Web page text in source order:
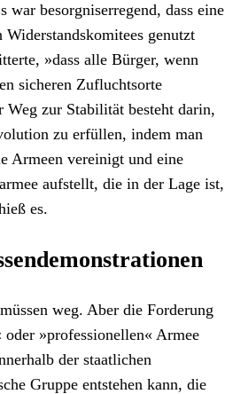
war besorgniserregend, dass eine
genutzt
»dass alle Bürger, wenn
sicheren Zufluchtsorte
Weg zur Stabilität besteht darin,
zu erfüllen, indem man
Armeen vereinigt und eine
aufstellt, die in der Lage ist,
es.
weg. Aber die Forderung
»professionellen« Armee
der staatlichen
Gruppe entstehen kann, die